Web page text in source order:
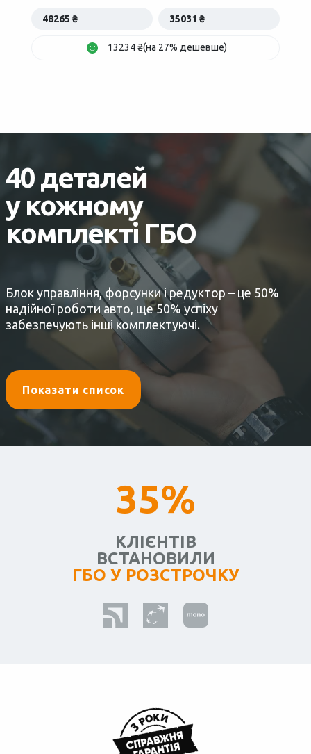
48265 ₴ 35031 ₴
13234 ₴(на 27% дешевше)
40 деталей
у кожному
комплекті ГБО
Блок управління, форсунки і редуктор – це 50%
надійної роботи авто, ще 50% успіху
забезпечують інші комплектуючі.
Показати список
35%
КЛІЄНТІВ
ВСТАНОВИЛИ
ГБО У РОЗСТРОЧКУ